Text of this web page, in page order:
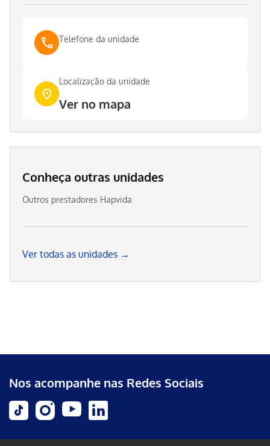
Telefone da unidade
Localização da unidade
Ver no mapa
Conheça outras unidades
Outros prestadores Hapvida
Ver todas as unidades →
Nos acompanhe nas Redes Sociais